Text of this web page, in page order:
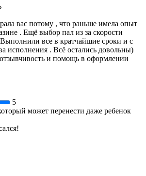
вас потому , что раньше имела опыт
. Ещё выбор пал из за скорости
Выполнили все в кратчайшие сроки и с
исполнения . Всё остались довольны)
и помощь в оформлении
5
может перенести даже ребенок